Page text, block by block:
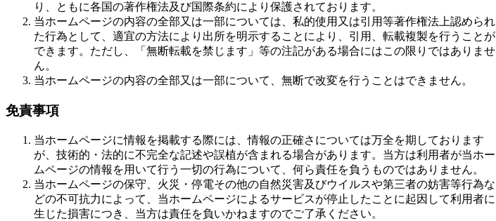
り、ともに各国の著作権法及び国際条約により保護されております。
当ホームページの内容の全部又は一部については、私的使用又は引用等著作権法上認められ
た行為として、適宜の方法により出所を明示することにより、引用、転載複製を行うことが
できます。ただし、「無断転載を禁じます」等の注記がある場合にはこの限りではありませ
ん。
当ホームページの内容の全部又は一部について、無断で改変を行うことはできません。
免責事項
当ホームページに情報を掲載する際には、情報の正確さについては万全を期しております
が、技術的・法的に不完全な記述や誤植が含まれる場合があります。当方は利用者が当ホー
ムページの情報を用いて行う一切の行為について、何ら責任を負うものではありません。
当ホームページの保守、火災・停電その他の自然災害及びウイルスや第三者の妨害等行為な
どの不可抗力によって、当ホームページによるサービスが停止したことに起因して利用者に
生じた損害につき、当方は責任を負いかねますのでご了承ください。